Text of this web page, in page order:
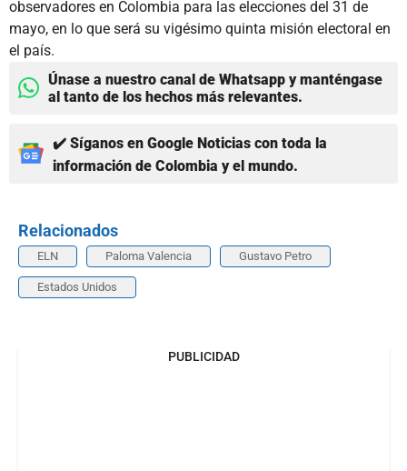
observadores en Colombia para las elecciones del 31 de
mayo, en lo que será su vigésimo quinta misión electoral en
el país.
Únase a nuestro canal de Whatsapp y manténgase
al tanto de los hechos más relevantes.
✔️ Síganos en Google Noticias con toda la
información de Colombia y el mundo.
Relacionados
ELN Paloma Valencia Gustavo Petro
Estados Unidos
PUBLICIDAD